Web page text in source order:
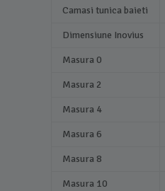
Camasi tunica baieti
Dimensiune Inovius
Masura 0
Masura 2
Masura 4
Masura 6
Masura 8
Masura 10